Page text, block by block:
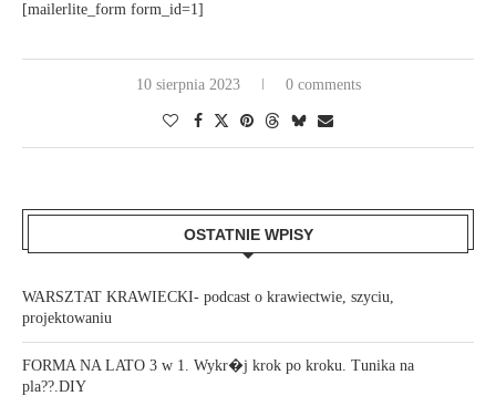
[mailerlite_form form_id=1]
10 sierpnia 2023 0 comments
OSTATNIE WPISY
WARSZTAT KRAWIECKI- podcast o krawiectwie, szyciu,
projektowaniu
FORMA NA LATO 3 w 1. Wykr�j krok po kroku. Tunika na
pla??.DIY